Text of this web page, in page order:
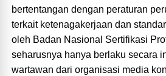
bertentangan dengan peraturan
terkait ketenagakerjaan dan
oleh Badan Nasional Sertifikasi
seharusnya hanya berlaku secara
wartawan dari organisasi media